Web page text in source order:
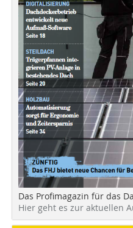
Das Profimagazin für das
Hier geht es zur aktuellen